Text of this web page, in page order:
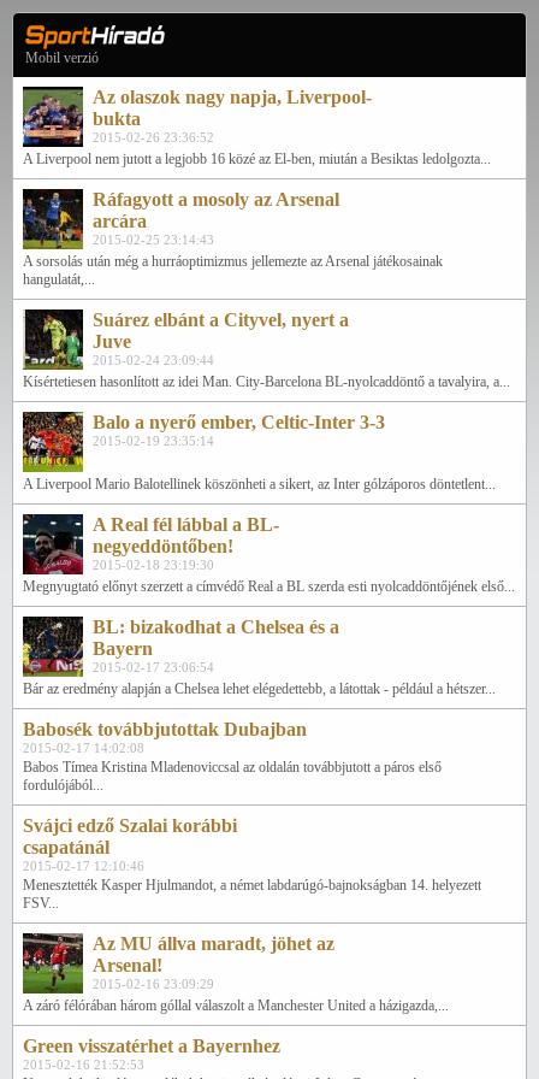
Mobil verzió
Az olaszok nagy napja, Liverpool-
bukta
2015-02-26 23:36:52
A Liverpool nem jutott a legjobb 16 közé az El-ben, miután a Besiktas ledolgozta...
Ráfagyott a mosoly az Arsenal
arcára
2015-02-25 23:14:43
A sorsolás után még a hurráoptimizmus jellemezte az Arsenal játékosainak
hangulatát,...
Suárez elbánt a Cityvel, nyert a
Juve
2015-02-24 23:09:44
Kísértetiesen hasonlított az idei Man. City-Barcelona BL-nyolcaddöntő a tavalyira, a...
Balo a nyerő ember, Celtic-Inter 3-3
2015-02-19 23:35:14
A Liverpool Mario Balotellinek köszönheti a sikert, az Inter gólzáporos döntetlent...
A Real fél lábbal a BL-
negyeddöntőben!
2015-02-18 23:19:30
Megnyugtató előnyt szerzett a címvédő Real a BL szerda esti nyolcaddöntőjének első...
BL: bizakodhat a Chelsea és a
Bayern
2015-02-17 23:06:54
Bár az eredmény alapján a Chelsea lehet elégedettebb, a látottak - például a hétszer...
Babosék továbbjutottak Dubajban
2015-02-17 14:02:08
Babos Tímea Kristina Mladenoviccsal az oldalán továbbjutott a páros első
fordulójából...
Svájci edző Szalai korábbi
csapatánál
2015-02-17 12:10:46
Menesztették Kasper Hjulmandot, a német labdarúgó-bajnokságban 14. helyezett
FSV...
Az MU állva maradt, jöhet az
Arsenal!
2015-02-16 23:09:29
A záró félórában három góllal válaszolt a Manchester United a házigazda,...
Green visszatérhet a Bayernhez
2015-02-16 21:52:53